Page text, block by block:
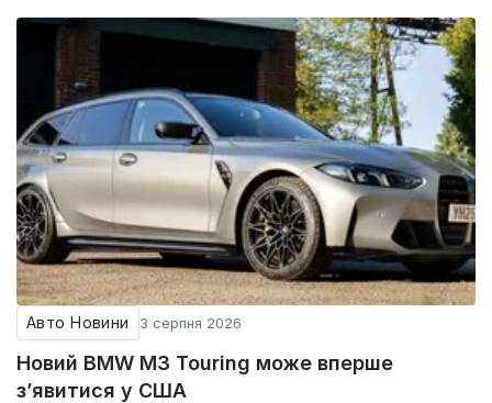
Авто Новини 3 серпня 2026
Новий BMW M3 Touring може вперше
з’явитися у США